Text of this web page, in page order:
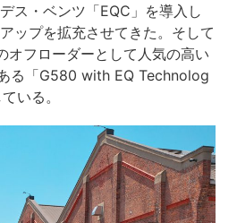
ス・ベンツ「EQC」を導入し
ップを拡充させてきた。そして
オフローダーとして人気の高い
る「G580 with EQ Technolog
いる。